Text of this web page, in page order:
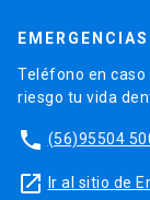
Teléfono en
riesgo tu vida
phone (56)95504
launch Ir al sitio de